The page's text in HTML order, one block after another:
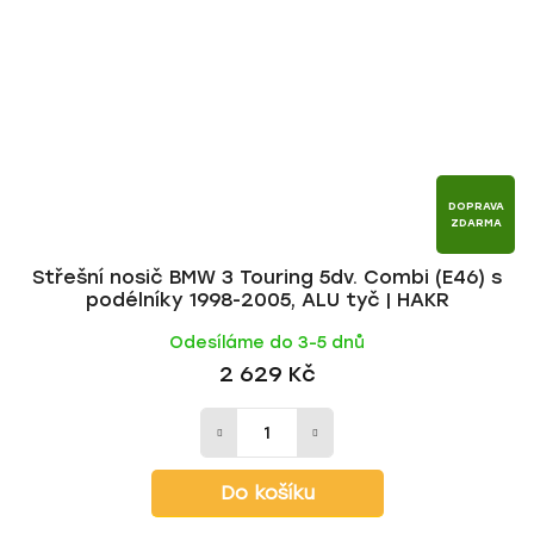
DOPRAVA
ZDARMA
Střešní nosič BMW 3 Touring 5dv. Combi (E46) s
podélníky 1998-2005, ALU tyč | HAKR
Odesíláme do 3-5 dnů
2 629 Kč
Do košíku